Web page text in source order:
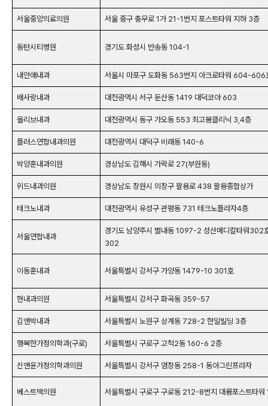
서울중앙의료의원 서울 중구 충무로 1가 21-1번지 포스트타워 지하 3층
동탄시티병원 경기도 화성시 반송동 104-1
내안애내과 서울시 마포구 도화동 563번지 아크로타워 604-606
배사랑내과 대전광역시 서구 둔산동 1419 대덕코아 603
올리브내과 대전광역시 동구 가오동 553 최고봉클리닉 3,4층
플러스연합내과의원 대전광역시 대덕구 비래동 140-6
박양훈내과의원 경상남도 김해시 가락로 27(부원동)
위드내과의원 경상남도 창원시 의창구 팔용로 438 팔용종합상가
테크노내과 대전광역시 유성구 관평동 731 테크노플라자4층
서울연합내과
경기도 남양주시 별내동 1097-2 성산메디칼타워
302
이동훈내과 서울특별시 강서구 가양동 1479-10 301호
현내과의원 서울특별시 강서구 화곡동 359-57
김앤박내과 서울특별시 노원구 상계동 728-2 한일빌딩 3층
행복한가정의학과(구로) 서울특별시 구로구 고척2동 160-6 2층
신앤윤가정의학과의원 서울특별시 강서구 염창동 258-1 동아그린프라자
베스트맥의원 서울특별시 구로구 구로동 212-8번지 대륭포스트타워